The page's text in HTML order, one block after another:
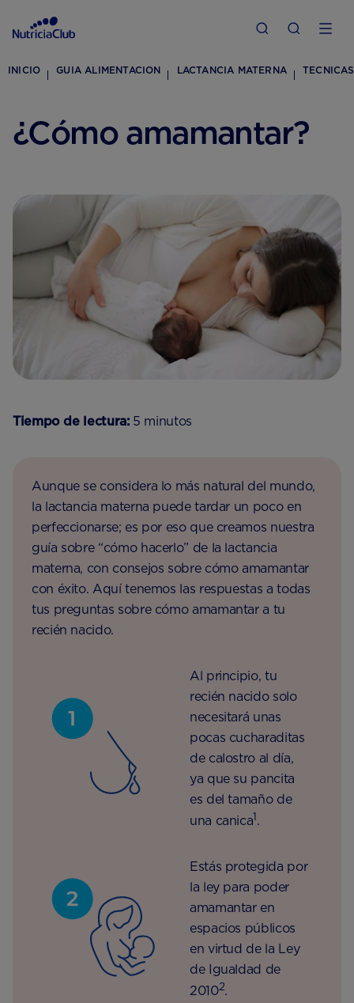
INICIO GUIA ALIMENTACION LACTANCIA MATERNA
¿Cómo amamantar?
Tiempo de lectura:5 minutos
Aunque se considera lo más natural del mundo,
la lactancia materna puede tardar un poco en
perfeccionarse; es por eso que creamos nuestra
guía sobre “cómo hacerlo” de la lactancia
materna, con consejos sobre cómo amamantar
con éxito. Aquí tenemos las respuestas a todas
tus preguntas sobre cómo amamantar a tu
recién nacido.
Al principio, tu
recién nacido solo
necesitará unas
pocas cucharaditas
de calostro al día,
ya que su pancita
es del tamaño de
una canica1.
Estás protegida por
la ley para poder
amamantar en
espacios públicos
en virtud de la Ley
de Igualdad de
20102.